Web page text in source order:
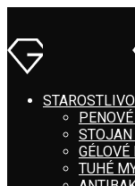
TUHÉ